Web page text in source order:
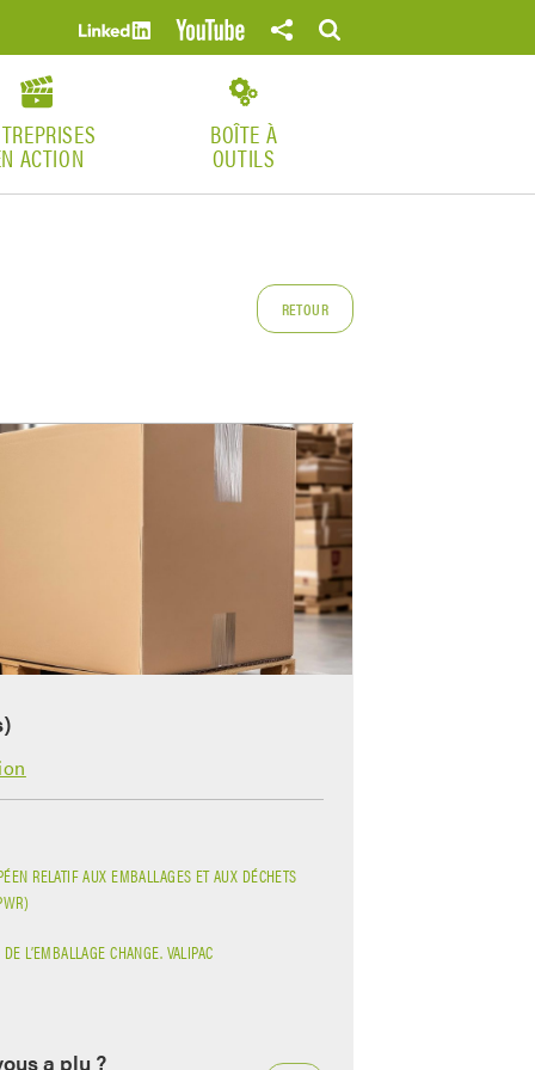
ACTION
BOÎTE À
OUTILS
RETOUR
RELATIF AUX EMBALLAGES ET AUX DÉCHETS
L’EMBALLAGE CHANGE. VALIPAC
a plu ?